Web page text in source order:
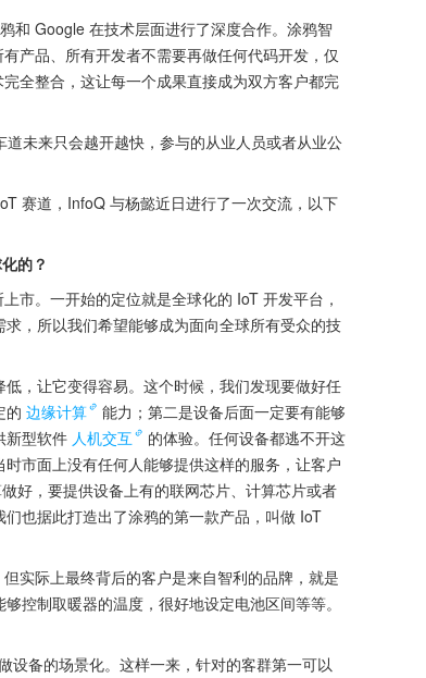
和 Google 在技术层面进行了深度合作。涂鸦智
产品、所有开发者不需要再做任何代码开发，仅
全整合，这让每一个成果直接成为双方客户都完
未来只会越开越快，参与的从业人员或者从业公
赛道，InfoQ 与杨懿近日进行了一次交流，以下
的？
市。一开始的定位就是全球化的 IoT 开发平台，
，所以我们希望能够成为面向全球所有受众的技
，让它变得容易。这个时候，我们发现要做好任
的 边缘计算
能力；第二是设备后面一定要有能够
新型软件 人机交互
的体验。任何设备都逃不开这
市面上没有任何人能够提供这样的服务，让客户
好，要提供设备上有的联网芯片、计算芯片或者
也据此打造出了涂鸦的第一款产品，叫做 IoT
实际上最终背后的客户是来自智利的品牌，就是
控制取暖器的温度，很好地设定电池区间等等。
设备的场景化。这样一来，针对的客群第一可以